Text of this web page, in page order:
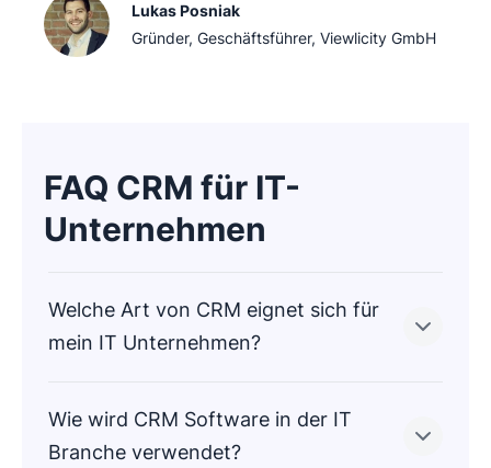
Lukas Posniak
Gründer, Geschäftsführer, Viewlicity GmbH
FAQ CRM für IT-
Unternehmen
Welche Art von CRM eignet sich für
mein IT Unternehmen?
Vom Startup bis zum Großunternehmen: CRM-
Wie wird CRM Software in der IT
Branche verwendet?